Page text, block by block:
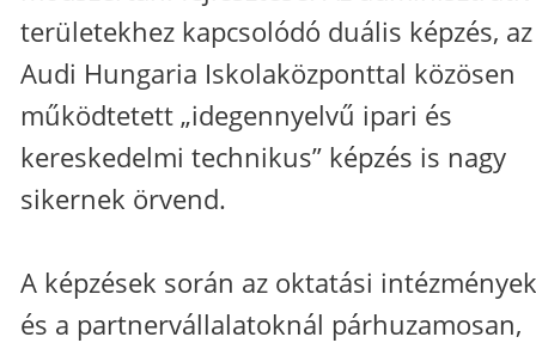
területekhez kapcsolódó duális képzés, az
Audi Hungaria Iskolaközponttal közösen
működtetett „idegennyelvű ipari és
kereskedelmi technikus” képzés is nagy
sikernek örvend.
A képzések során az oktatási
és a partnervállalatoknál párhuzamosan,